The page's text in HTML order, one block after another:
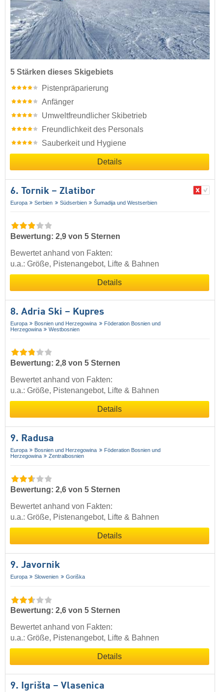
5 Stärken dieses Skigebiets
Pistenpräparierung
Anfänger
Umweltfreundlicher Skibetrieb
Freundlichkeit des Personals
Sauberkeit und Hygiene
Details
6. Tornik – Zlatibor
Europa Serbien Südserbien Šumadija und Westserbien
Bewertung: 2,9 von 5 Sternen
Bewertet anhand von Fakten:
u.a.: Größe, Pistenangebot, Lifte & Bahnen
Details
8. Adria Ski – Kupres
Europa Bosnien und Herzegowina
Föderation Bosnien und
Herzegowina
Westbosnien
Bewertung: 2,8 von 5 Sternen
Bewertet anhand von Fakten:
u.a.: Größe, Pistenangebot, Lifte & Bahnen
Details
9. Radusa
Europa Bosnien und Herzegowina
Föderation Bosnien und
Herzegowina
Zentralbosnien
Bewertung: 2,6 von 5 Sternen
Bewertet anhand von Fakten:
u.a.: Größe, Pistenangebot, Lifte & Bahnen
Details
9. Javornik
Europa Slowenien Goriška
Bewertung: 2,6 von 5 Sternen
Bewertet anhand von Fakten:
u.a.: Größe, Pistenangebot, Lifte & Bahnen
Details
9. Igrišta – Vlasenica